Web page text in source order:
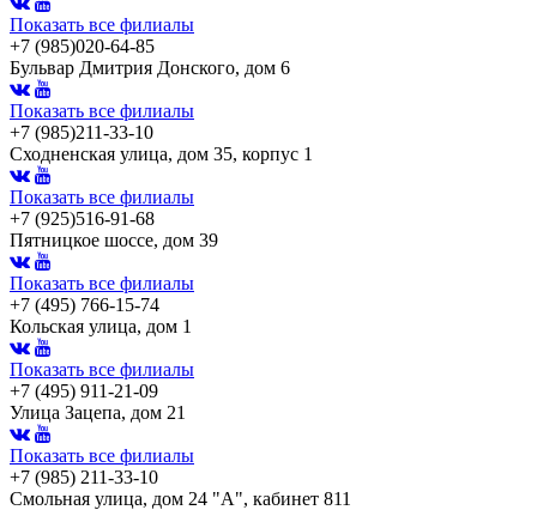
Показать все филиалы
+7 (985)020-64-85
Бульвар Дмитрия Донского, дом 6
Показать все филиалы
+7 (985)211-33-10
Сходненская улица, дом 35, корпус 1
Показать все филиалы
+7 (925)516-91-68
Пятницкое шоссе, дом 39
Показать все филиалы
+7 (495) 766-15-74
Кольская улица, дом 1
Показать все филиалы
+7 (495) 911-21-09
Улица Зацепа, дом 21
Показать все филиалы
+7 (985) 211-33-10
Смольная улица, дом 24 "А", кабинет 811